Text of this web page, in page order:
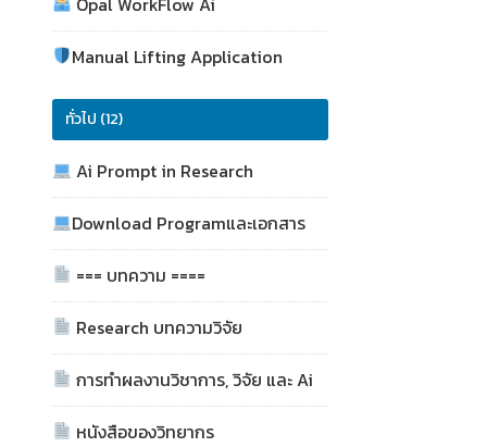
Manual Lifting Application
ทั่วไป (12)
Ai Prompt in Research
Download Programและเอกสาร
=== บทความ ====
Research บทความวิจัย
การทำผลงานวิชาการ, วิจัย และ Ai
หนังสือของวิทยากร